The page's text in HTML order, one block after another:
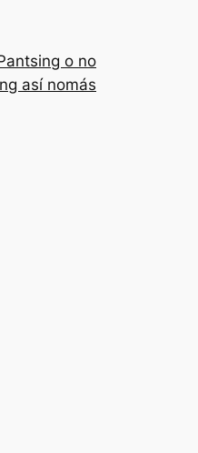
o no
así nomás